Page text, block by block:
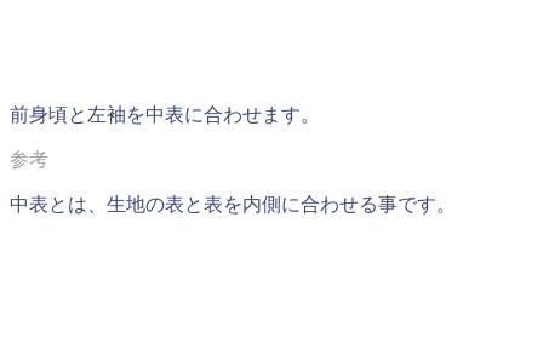
前身頃と左袖を中表に合わせます。
中表とは、生地の表と表を内側に合わせる事です。